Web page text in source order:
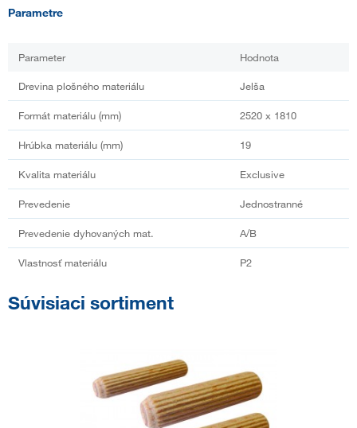
Parametre
Parameter Hodnota
Drevina plošného materiálu Jelša
Formát materiálu (mm) 2520 x 1810
Hrúbka materiálu (mm) 19
Kvalita materiálu Exclusive
Prevedenie Jednostranné
Prevedenie dyhovaných mat. A/B
Vlastnosť materiálu P2
Súvisiaci sortiment